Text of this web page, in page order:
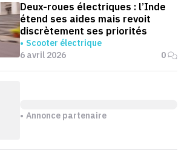
Deux-roues électriques : l’Inde
étend ses aides mais revoit
discrètement ses priorités
Scooter électrique
6 avril 2026
0
Annonce partenaire